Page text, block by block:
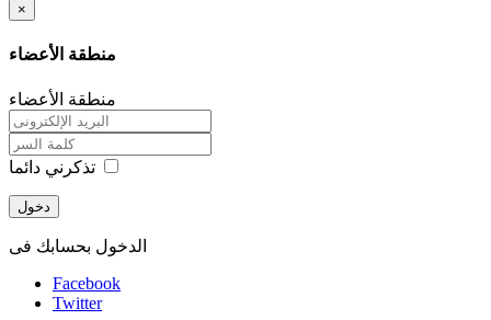
×
منطقة الأعضاء
منطقة الأعضاء
دخول
الدخول بحسابك فى
Facebook
Twitter